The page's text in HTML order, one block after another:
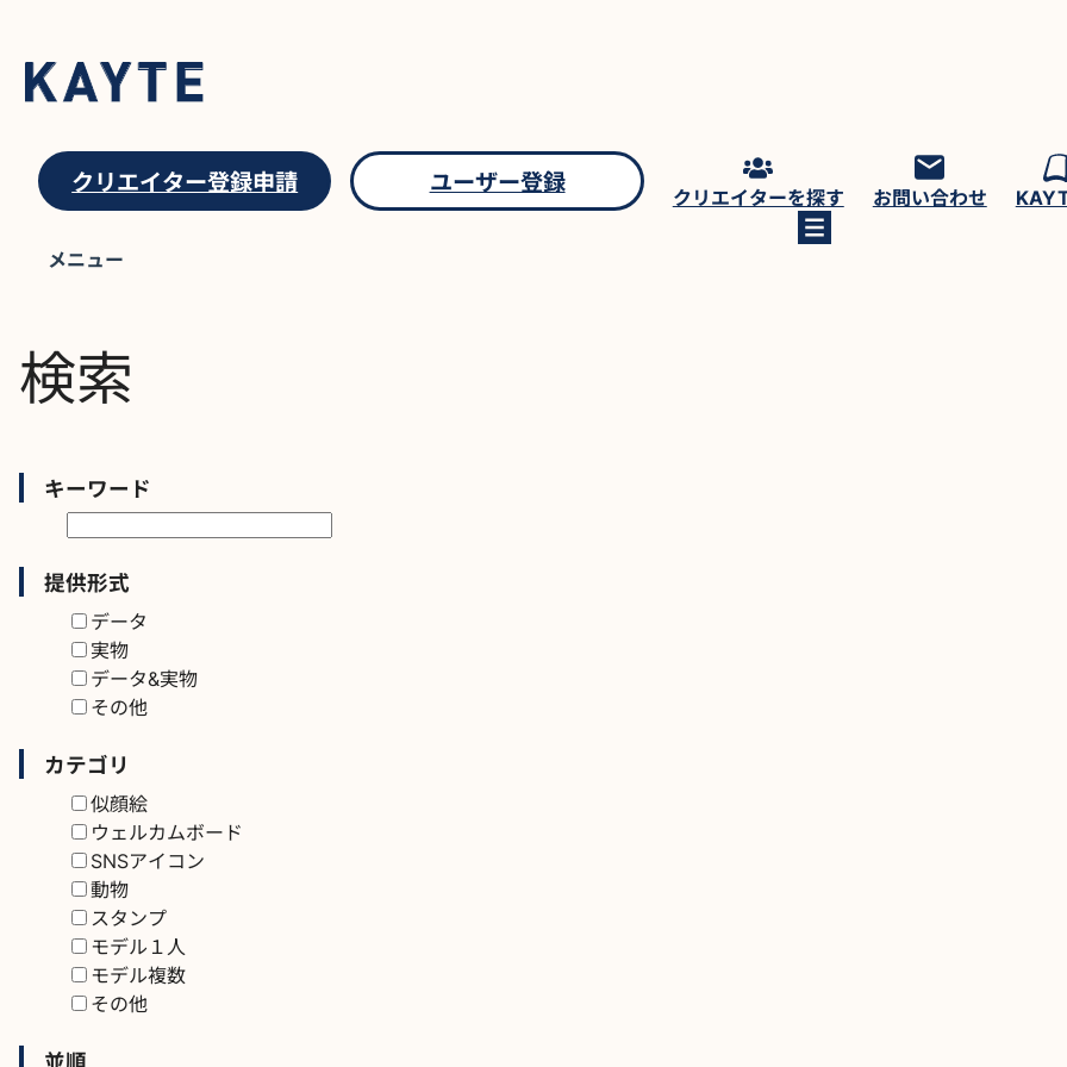
クリエイター登録申請 ユーザー登録
クリエイターを探す お問い合わせ
メニュー
SEARCH
検索
キーワード
提供形式
データ
実物
データ&実物
その他
カテゴリ
似顔絵
ウェルカムボード
SNSアイコン
動物
スタンプ
モデル１人
モデル複数
その他
並順